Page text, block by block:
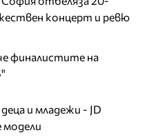
концерт и ревю
финалистите на
и младежи - JD
модели